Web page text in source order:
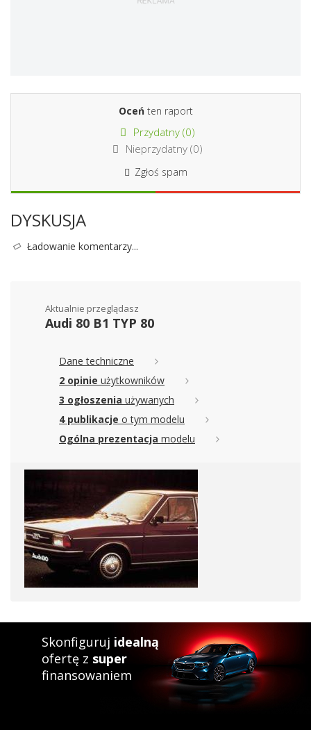
Oceńten raport
Przydatny (0)
Nieprzydatny (0)
Zgłoś spam
DYSKUSJA
Ładowanie komentarzy...
Aktualnie przeglądasz
Audi 80 B1 TYP 80
Dane techniczne
2 opinie użytkowników
3 ogłoszenia używanych
4 publikacje o tym modelu
Ogólna prezentacja modelu
Skonfiguruj idealną
ofertę z super
finansowaniem